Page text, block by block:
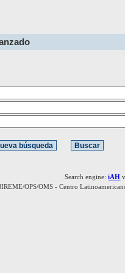
Search engine:iAH
OPS/OMS - Centro